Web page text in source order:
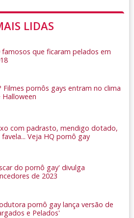
LIDAS
famosos que ficaram pelados em
Filmes pornôs gays entram no clima
Halloween
com padrasto, mendigo dotado,
favela... Veja HQ pornô gay
do pornô gay' divulga
de 2023
pornô gay lança versão de
e Pelados'